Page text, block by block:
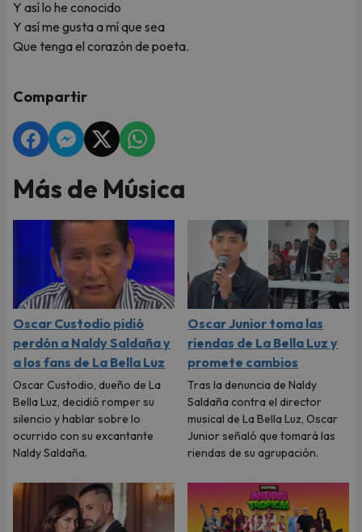
Y así lo he conocido
Y así me gusta a mí que sea
Que tenga el corazón de poeta.
Compartir
Más de Música
Oscar Custodio pidió
perdón a Naldy Saldaña y
a los fans de La Bella Luz
Oscar Custodio, dueño de La
Bella Luz, decidió romper su
silencio y hablar sobre lo
ocurrido con su excantante
Naldy Saldaña.
Oscar Junior toma las
riendas de La Bella Luz y
promete cambios
Tras la denuncia de Naldy
Saldaña contra el director
musical de La Bella Luz, Oscar
Junior señaló que tomará las
riendas de su agrupación.